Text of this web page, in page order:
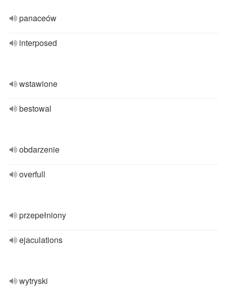
panaceów
interposed
wstawione
bestowal
obdarzenie
overfull
przepełniony
ejaculations
wytryski